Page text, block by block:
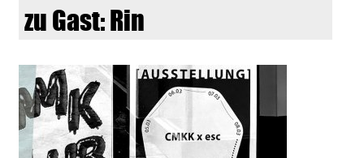
m
e
d
zu Gast: Rin